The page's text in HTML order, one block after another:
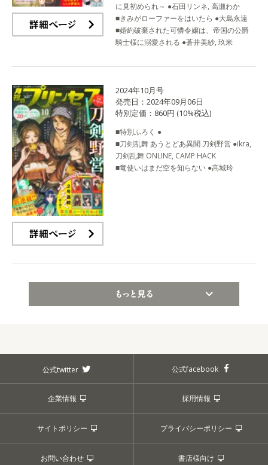
に見初められ～ ●石田リンネ, 高瀬わか
■きみがローファーをはいたら ●大島永遠
■婚約破棄された可憐令嬢は、帝国の公爵
騎士様に溺愛される ●蒼井美紗, 玖米
2024年10月号
発売日：2024年09月06日
特別定価：860円 (10%税込)
■特別ふろく ●
■刀剣乱舞 あうとどあ異聞 刀剣野営 ●ikra,
刀剣乱舞 ONLINE, CAMP HACK
■竜使いはまだ空を知らない ●高城玲
公式twitter 公式facebook
企業情報 採用情報
サイトポリシー プライバシーポリシー
お問い合わせ 書店様向け